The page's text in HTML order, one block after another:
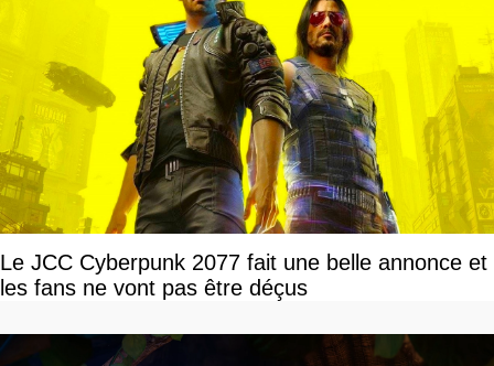
Le JCC Cyberpunk 2077 fait une belle annonce et
les fans ne vont pas être déçus